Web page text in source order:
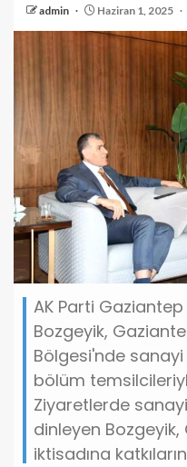
admin Haziran 1, 2025
AK Parti
Bozgeyik,
Bölgesi'nde
bölüm
Ziyaretlerde
dinleyen
iktisadına